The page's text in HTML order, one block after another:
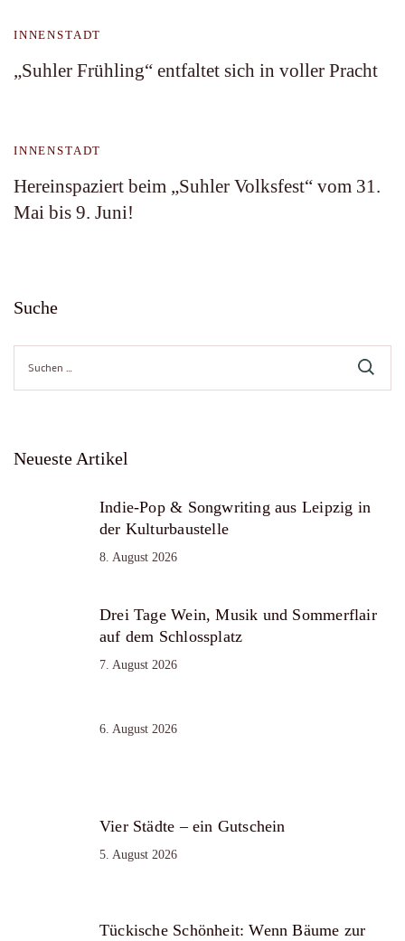
INNENSTADT
„Suhler Frühling“ entfaltet sich in voller Pracht
INNENSTADT
Hereinspaziert beim „Suhler Volksfest“ vom 31.
Mai bis 9. Juni!
Suche
Suche
nach:
Neueste Artikel
Indie-Pop & Songwriting aus Leipzig in
der Kulturbaustelle
8. August 2026
Drei Tage Wein, Musik und Sommerflair
auf dem Schlossplatz
7. August 2026
6. August 2026
Vier Städte – ein Gutschein
5. August 2026
Tückische Schönheit: Wenn Bäume zur